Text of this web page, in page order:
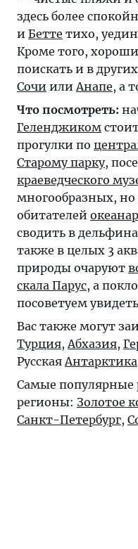
здесь более
и Бетте тихо,
Кроме того,
поискать и в
Сочи или Анапе, а
Что посмотреть:
Геленджиком
прогулки по
Старому парку,
краеведческого
многообразных,
обитателей
сводить в
также в целых 3
природы очаруют
скала Парус, а
посоветуем
Вас также могут
Турция, Абхазия,
Русская Антарктика
Самые популярные
регионы: Золотое
Санкт-Петербург,